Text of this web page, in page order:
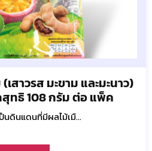
สาวรส มะขาม และมะนาว)
ทธิ 108 กรัม ต่อ แพ็ค
นดินแดนที่มีผลไม้เมื...